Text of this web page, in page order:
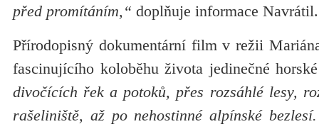
před promítáním,“ doplňuje informace
Přírodopisný dokumentární film v režii
fascinujícího koloběhu života jedinečné
divočících řek a potoků, přes rozsáhlé lesy,
rašeliniště, až po nehostinné alpínské